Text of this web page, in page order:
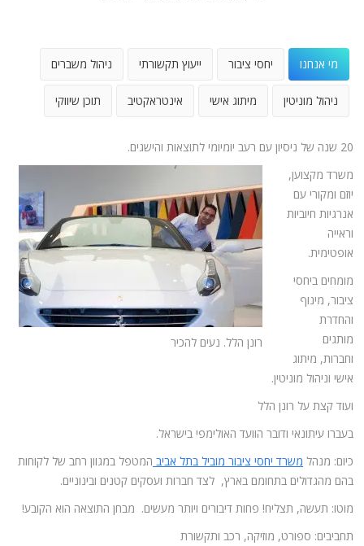
מי אנחנו יחסי ציבור ייעוץ תקשורתי ניהול משברים
ניהול מוניטין מיתוג אישי אינטראקטיב תוכן שיווקי
20 שנה של ניסיון עם רעב יומיומי לתוצאות והישגים.
רונן הלל. נעים להכיר
משרד מקצוען,
יוזם ומקורי עם
אנרגיות חיוביות
וראייה
אופטימית.
מומחים ביחסי
ציבור, מינוף
והחדרת
מותגים
וחברות, מיתוג
אישי וניהול מוניטין.
ועוד קצת על רונן הלל
בעברו עיתונאי ודובר הוועד האולימפי בישראל.
כיום: מנהל משרד יחסי ציבור מוביל בתל אביב המטפל במגוון רחב של לקוחות
בהם מהגדולים בתחומם בארץ, לצד חברות ועסקים קטנים ובינוניים.
מוטו: תעשה, תצליח! פחות דיבורים ויותר מעשים. מבחן התוצאה הוא הקובע!
תחביבים: ספורט, מוזיקה, רכב ותקשורת